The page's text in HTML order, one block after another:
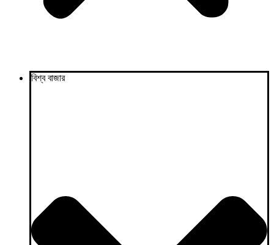
বিশ্ব বাজার